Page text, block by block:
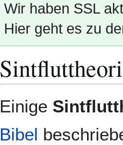
Wir haben SSL
Hier geht es zu
Navigation
Suche
Einige
Bibel